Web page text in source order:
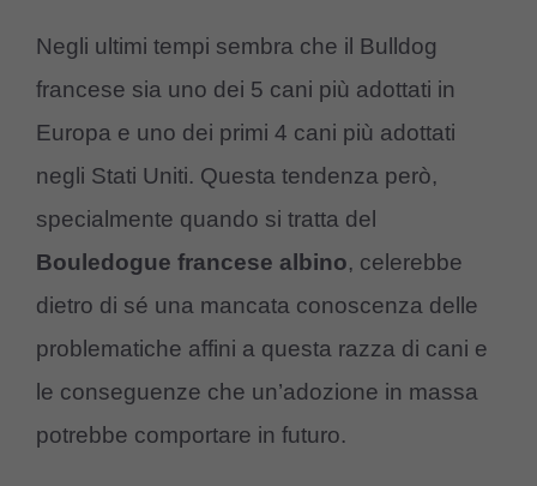
Negli ultimi tempi sembra che il Bulldog
francese sia uno dei 5 cani più adottati in
Europa e uno dei primi 4 cani più adottati
negli Stati Uniti. Questa tendenza però,
specialmente quando si tratta del
Bouledogue francese albino, celerebbe
dietro di sé una mancata conoscenza delle
problematiche affini a questa razza di cani e
le conseguenze che un’adozione in massa
potrebbe comportare in futuro.